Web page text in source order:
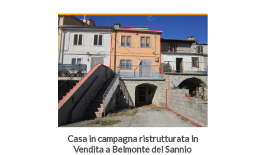
Casa in campagna ristrutturata in
Vendita a Belmonte del Sannio